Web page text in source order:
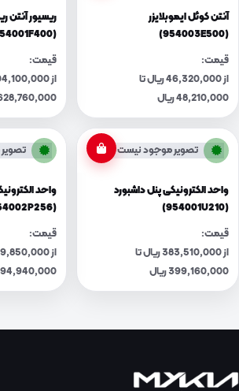
آنتن کوئل ایموبلایزر
(954003E500)
قیمت:
از 46,320,000 ریال تا
48,210,000 ریال
ریسیور آنتن
(954001F400)
قیمت:
628,760,000
تصویر موجود نیست
واحد الکترونیکی پنل داشبورد
(954001U210)
قیمت:
از 383,510,000 ریال تا
399,160,000 ریال
واحد
(954002P256)
قیمت:
894,940,000